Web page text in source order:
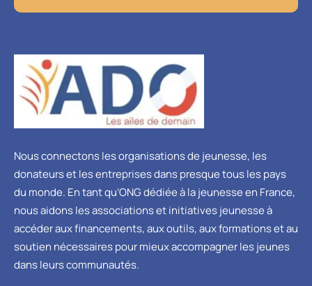
Nous connectons les organisations de jeunesse, les
donateurs et les entreprises dans presque tous les pays
du monde. En tant qu’ONG dédiée à la jeunesse en France,
nous aidons les associations et initiatives jeunesse à
accéder aux financements, aux outils, aux formations et au
soutien nécessaires pour mieux accompagner les jeunes
dans leurs communautés.